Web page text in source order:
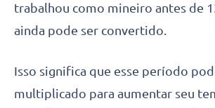
trabalhou como mineiro antes de
ainda pode ser convertido.
Isso significa que esse período
multiplicado para aumentar seu